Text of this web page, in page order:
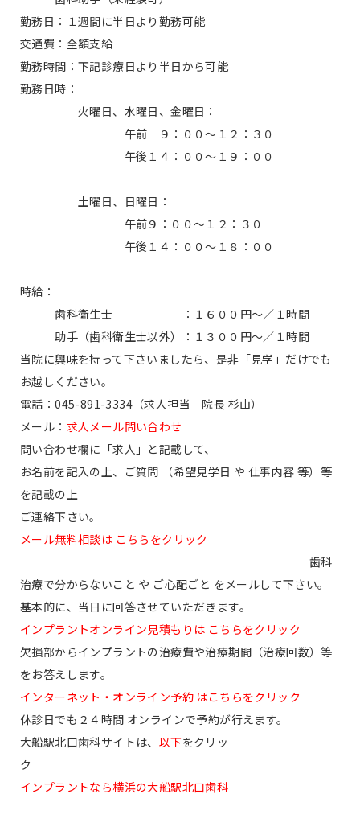
勤務日：１週間に半日より勤務可能
交通費：全額支給
勤務時間：下記診療日より半日から可能
勤務日時：
火曜日、水曜日、金曜日：
午前 ９：００～１２：３０
午後１４：００～１９：００
土曜日、日曜日：
午前９：００～１２：３０
午後１４：００～１８：００
時給：
歯科衛生士 ：１６００円～／１時間
助手（歯科衛生士以外）：１３００円～／１時間
当院に興味を持って下さいましたら、是非「見学」だけでも
お越しください。
電話：045-891-3334（求人担当 院長 杉山）
メール： 求人メール問い合わせ
問い合わせ欄に「求人」と記載して、
お名前を記入の上、ご質問 （希望見学日 や 仕事内容 等）等
を記載の上
ご連絡下さい。
メール無料相談は こちらをクリック
歯科
治療で分からないこと や ご心配ごと をメールして下さい。
基本的に、当日に回答させていただきます。
インプラントオンライン見積もりは こちらをクリック
欠損部からインプラントの治療費や治療期間（治療回数）等
をお答えします。
インターネット・オンライン予約 はこちらをクリック
休診日でも２４時間 オンラインで予約が行えます。
大船駅北口歯科サイトは、 以下をクリッ
ク
インプラントなら横浜の大船駅北口歯科